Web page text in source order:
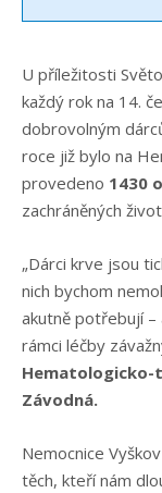
U příležitosti
každý rok na 14.
dobrovolným
roce již bylo na
provedeno 1430
zachráněných
„Dárci krve jsou
nich bychom
akutně potřebují –
rámci léčby
Hematologicko-
Závodná.
Nemocnice
těch, kteří nám